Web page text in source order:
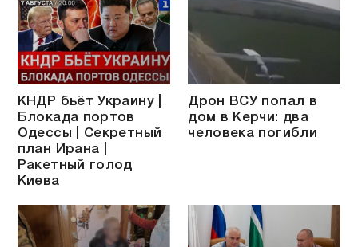
КНДР бьёт Украину |
Блокада портов
Одессы | Секретный
план Ирана |
Ракетный голод
Киева
Дрон ВСУ попал в
дом в Керчи: два
человека погибли